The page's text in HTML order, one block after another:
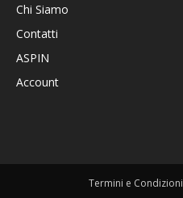
Chi Siamo
Contatti
ASPIN
Account
Termini e Condizioni